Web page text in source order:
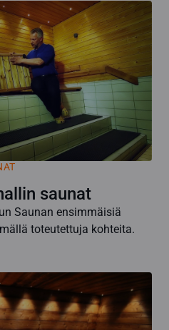
saunat
Saunan ensimmäisiä
toteutettuja kohteita.